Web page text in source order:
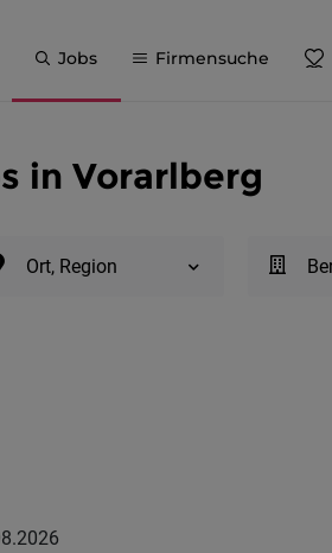
Jobs Firmensuche
in Vorarlberg
Ort, Region